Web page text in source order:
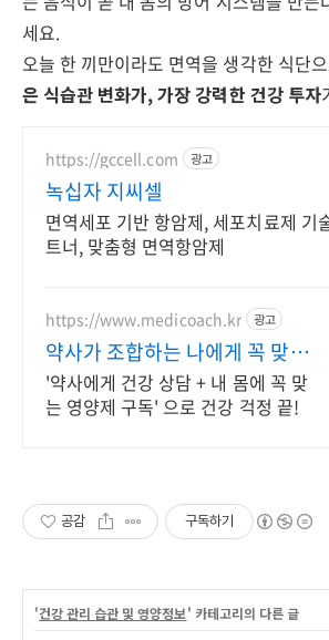
세요.
오늘 한 끼만이라도 면역을 생각한 식단
은 식습관 변화가, 가장 강력한 건강 투자
https://gccell.com 광고
녹십자 지씨셀
면역세포 기반 항암제, 세포치료제 기
트너, 맞춤형 면역항암제
https://www.medicoach.kr 광고
약사가 조합하는 나에게 꼭 맞는
맞춤형 영양제.
'약사에게 건강 상담 + 내 몸에 꼭 맞
는 영양제 구독' 으로 건강 걱정 끝!
공감 구독하기
'건강 관리 습관 및 영양정보' 카테고리의 다른 글